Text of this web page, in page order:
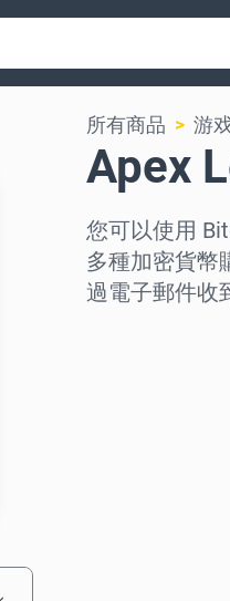
所有商品 游
Apex
您可以使用
多種加密貨幣
過電子郵件收